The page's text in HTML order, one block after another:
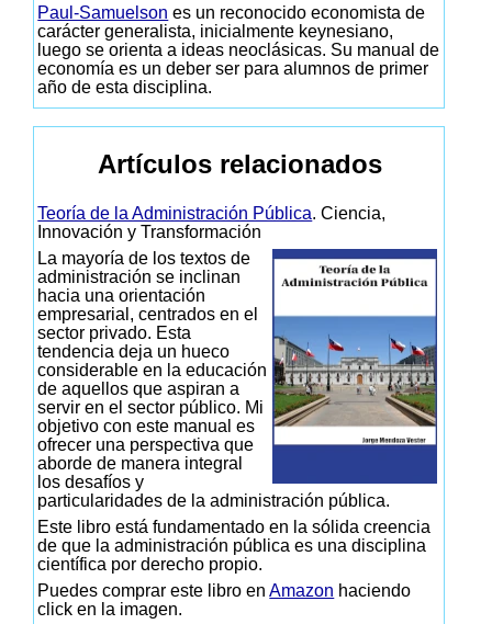
Paul-Samuelson es un reconocido economista de
carácter generalista, inicialmente keynesiano,
luego se orienta a ideas neoclásicas. Su manual de
economía es un deber ser para alumnos de primer
año de esta disciplina.
Artículos relacionados
Teoría de la Administración Pública. Ciencia,
Innovación y Transformación
La mayoría de los textos de
administración se inclinan
hacia una orientación
empresarial, centrados en el
sector privado. Esta
tendencia deja un hueco
considerable en la educación
de aquellos que aspiran a
servir en el sector público. Mi
objetivo con este manual es
ofrecer una perspectiva que
aborde de manera integral
los desafíos y
particularidades de la administración pública.
Este libro está fundamentado en la sólida creencia
de que la administración pública es una disciplina
científica por derecho propio.
Puedes comprar este libro enAmazon haciendo
click en la imagen.